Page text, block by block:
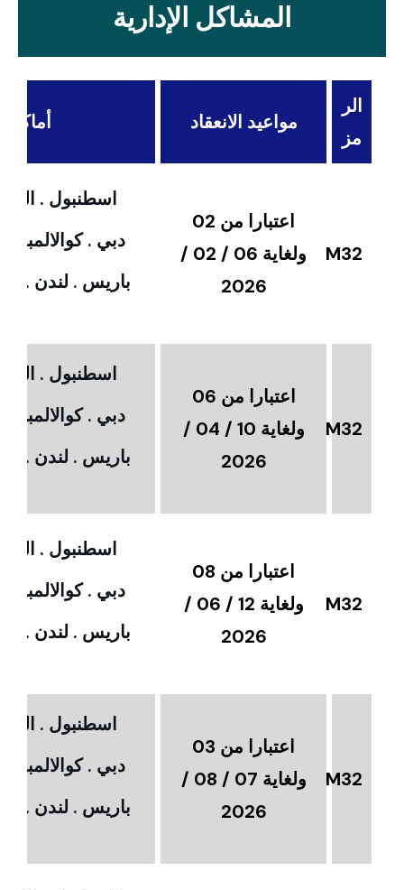
المشاكل الإدارية
الر
مز
مواعيد الانعقاد أماكن
M32
اعتبارا من 02
ولغاية 06 / 02 /
2026
اسطنبول .
دبي .
باريس . لندن .
M32
اعتبارا من 06
ولغاية 10 / 04 /
2026
اسطنبول .
دبي .
باريس . لندن .
M32
اعتبارا من 08
ولغاية 12 / 06 /
2026
اسطنبول .
دبي .
باريس . لندن .
M32
اعتبارا من 03
ولغاية 07 / 08 /
2026
اسطنبول .
دبي .
باريس . لندن .